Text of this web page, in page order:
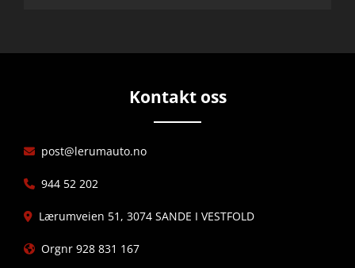
Kontakt oss
 post@lerumauto.no
 944 52 202
 Lærumveien 51, 3074 SANDE I VESTFOLD
 Orgnr 928 831 167